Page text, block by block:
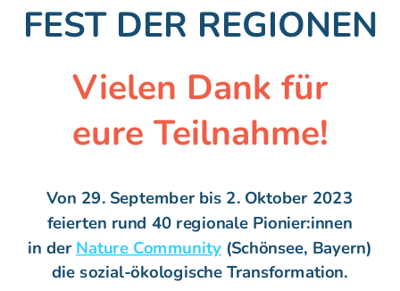
Mitmach-Regionen zeichnen
Kooperationsprozess aus,
Akteur:innen deine Region
Unsere aktuelle
Bewerbungsrunde für neue
Mitmach-Regionen läuft noch
zum 31. August 2024.
Vielen Dank für
eure Teilnahme!
Von 29. September bis 2. Oktober 2023
feierten rund 40 regionale Pionier:innen
in der Nature Community(Schönsee, Bayern)
die sozial-ökologische Transformation.
FEST DER REGIONEN